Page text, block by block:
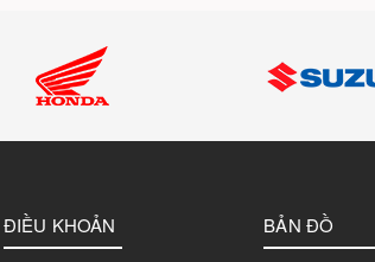
ĐIỀU KHOẢN BẢN ĐỒ